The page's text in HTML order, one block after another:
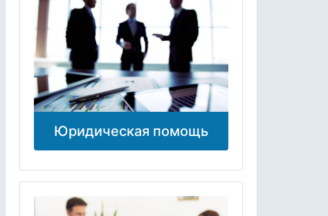
Юридическая помощь